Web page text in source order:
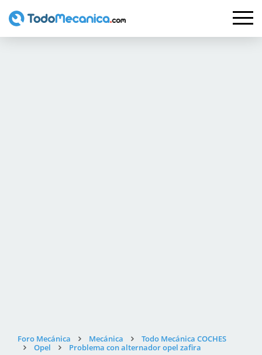
Foro Mecánica Mecánica
Todo Mecánica COCHES
Opel
Problema con alternador opel zafira